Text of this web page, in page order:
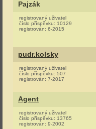
Pajzák
registrovaný uživatel
číslo příspěvku: 10129
registrován: 6-2015
pudr.kolsky
registrovaný uživatel
číslo příspěvku: 507
registrován: 7-2017
Agent
registrovaný uživatel
číslo příspěvku: 13765
registrován: 9-2002